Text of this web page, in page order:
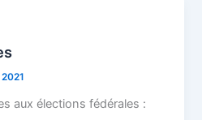
aux élections fédérales :